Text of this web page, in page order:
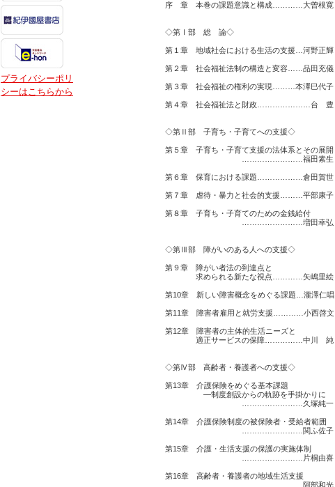
プライバシーポリ
シーはこちらから
序 章 本巻の課題意識と構成…………大曽根寛
◇第Ⅰ部 総 論◇
第１章 地域社会における生活の支援…河野正輝
第２章 社会福祉法制の構造と変容……品田充儀
第３章 社会福祉の権利の実現………本澤巳代子
第４章 社会福祉法と財政…………………台 豊
◇第Ⅱ部 子育ち・子育てへの支援◇
第５章 子育ち・子育て支援の法体系とその展開
……………………福田素生
第６章 保育における課題………………倉田賀世
第７章 虐待・暴力と社会的支援………平部康子
第８章 子育ち・子育てのための金銭給付
……………………増田幸弘
◇第Ⅲ部 障がいのある人への支援◇
第９章 障がい者法の到達点と
求められる新たな視点…………矢嶋里絵
第10章 新しい障害概念をめぐる課題…瀧澤仁唱
第11章 障害者雇用と就労支援…………小西啓文
第12章 障害者の主体的生活ニーズと
適正サービスの保障……………中川 純
◇第Ⅳ部 高齢者・養護者への支援◇
第13章 介護保険をめぐる基本課題
―制度創設からの軌跡を手掛かりに
……………………久塚純一
第14章 介護保険制度の被保険者・受給者範囲
……………………関ふ佐子
第15章 介護・生活支援の保護の実施体制
……………………片桐由喜
第16章 高齢者・養護者の地域生活支援
……………………阿部和光